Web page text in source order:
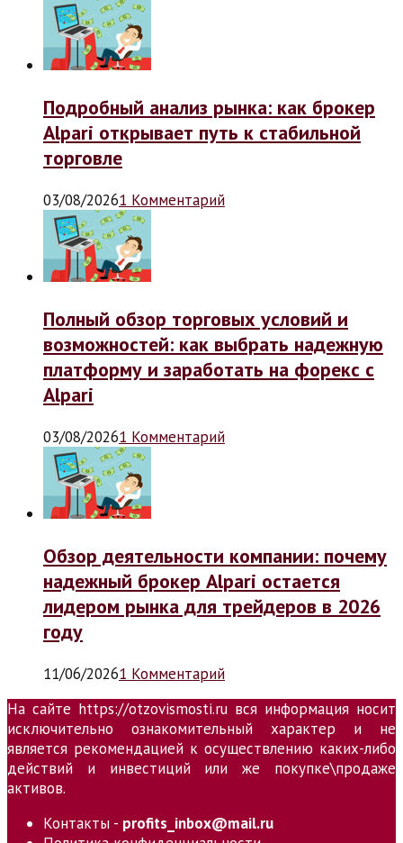
Подробный анализ рынка: как брокер
Alpari открывает путь к стабильной
торговле
03/08/20261 Комментарий
Полный обзор торговых условий и
возможностей: как выбрать надежную
платформу и заработать на форекс с
Alpari
03/08/20261 Комментарий
Обзор деятельности компании: почему
надежный брокер Alpari остается
лидером рынка для трейдеров в 2026
году
11/06/20261 Комментарий
На сайте https://otzovismosti.ru вся информация носит
исключительно ознакомительный характер и не
является рекомендацией к осуществлению каких-либо
действий и инвестиций или же покупке\продаже
активов.
Контакты - profits_inbox@mail.ru